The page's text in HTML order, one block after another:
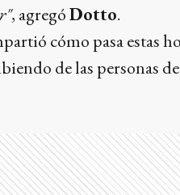
, agregóDotto.
cómo pasa estas
de las personas